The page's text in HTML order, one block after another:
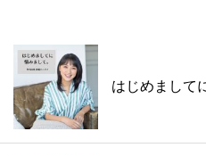
はじめまして